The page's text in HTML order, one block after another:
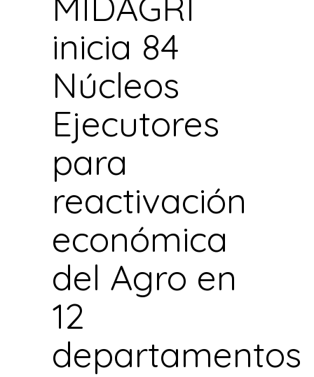
inicia 84
Núcleos
Ejecutores
para
reactivación
económica
del Agro en
12
departamentos